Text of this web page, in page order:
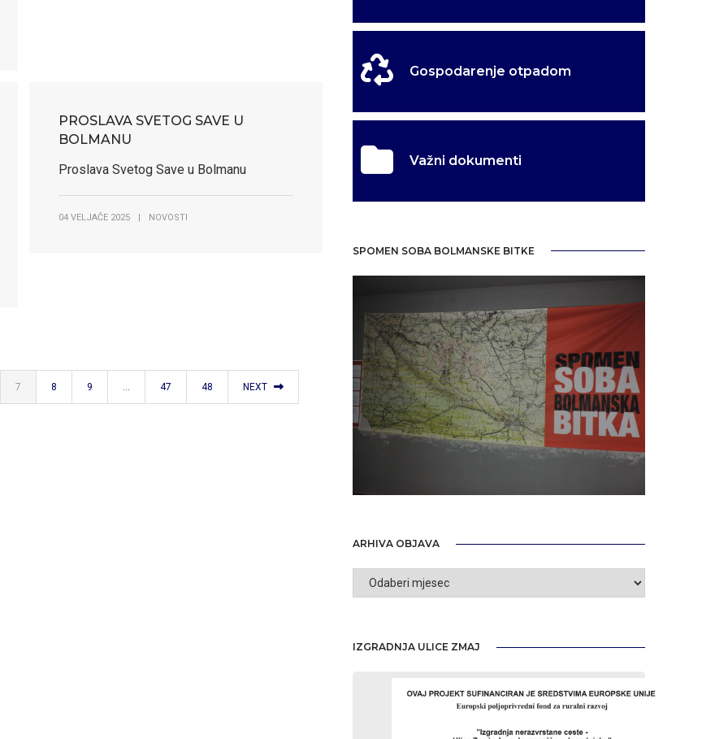
PROSLAVA SVETOG SAVE U
BOLMANU
Proslava Svetog Save u Bolmanu
04 VELJAČE 2025 | NOVOSTI
7 8 9 … 47 48 NEXT
Gospodarenje otpadom
Važni dokumenti
SPOMEN SOBA BOLMANSKE BITKE
ARHIVA OBJAVA
Arhiva
objava
IZGRADNJA ULICE ZMAJ